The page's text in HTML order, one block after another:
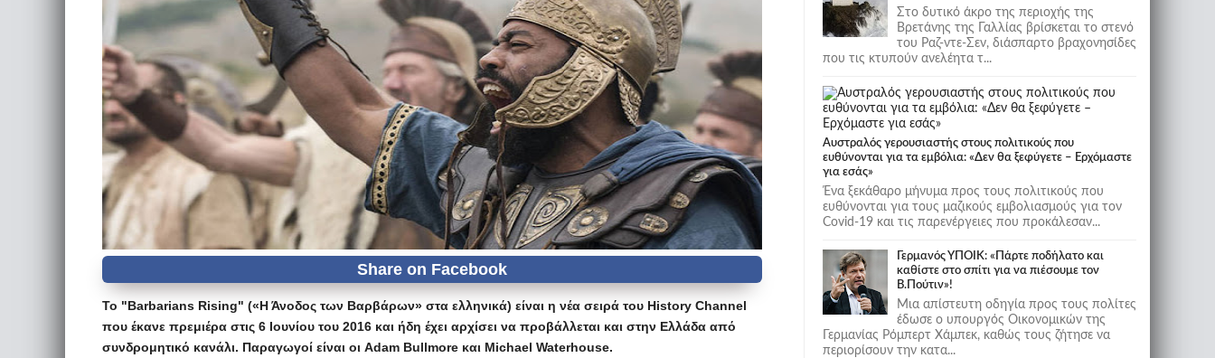
Το "Barbarians Rising" («Η Άνοδος των Βαρβάρων» στα ελληνικά) είναι η νέα σειρά του History Channel
που έκανε πρεμιέρα στις 6 Ιουνίου του 2016 και ήδη έχει αρχίσει να προβάλλεται και στην Ελλάδα από
συνδρομητικό κανάλι. Παραγωγοί είναι οι Adam Bullmore και Michael Waterhouse.
Στο δυτικό άκρο της περιοχής της
Βρετάνης της Γαλλίας βρίσκεται το στενό
του Ραζ-ντε-Σεν, διάσπαρτο βραχονησίδες
που τις κτυπούν ανελέητα τ...
Αυστραλός γερουσιαστής στους πολιτικούς που
ευθύνονται για τα εμβόλια: «Δεν θα ξεφύγετε – Ερχόμαστε
για εσάς»
Ένα ξεκάθαρο μήνυμα προς τους πολιτικούς που
ευθύνονται για τους μαζικούς εμβολιασμούς για τον
Covid-19 και τις παρενέργειες που προκάλεσαν...
Γερμανός ΥΠΟΙΚ: «Πάρτε ποδήλατο και
καθίστε στο σπίτι για να πιέσουμε τον
Β.Πούτιν»!
Μια απίστευτη οδηγία προς τους πολίτες
έδωσε ο υπουργός Οικονομικών της
Γερμανίας Ρόμπερτ Χάμπεκ, καθώς τους ζήτησε να
περιορίσουν την κατα...